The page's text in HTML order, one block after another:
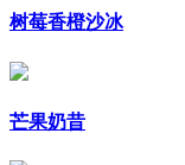
树莓香橙沙冰
芒果奶昔